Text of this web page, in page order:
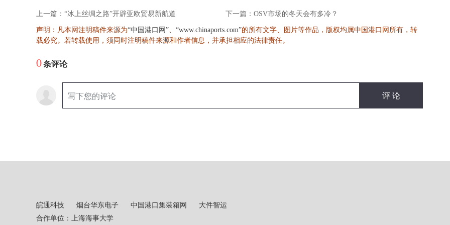
上一篇：“冰上丝绸之路”开辟亚欧贸易新航道 下一篇：OSV市场的冬天会有多冷？
声明：凡本网注明稿件来源为“中国港口网”、 “www.chinaports.com”的所有文字、图片等作品，版权均属中国港口网所有，转
载必究。若转载使用，须同时注明稿件来源和作者信息，并承担相应的法律责任。
0条评论
皖通科技 烟台华东电子 中国港口集装箱网
大件智运
合作单位：上海海事大学